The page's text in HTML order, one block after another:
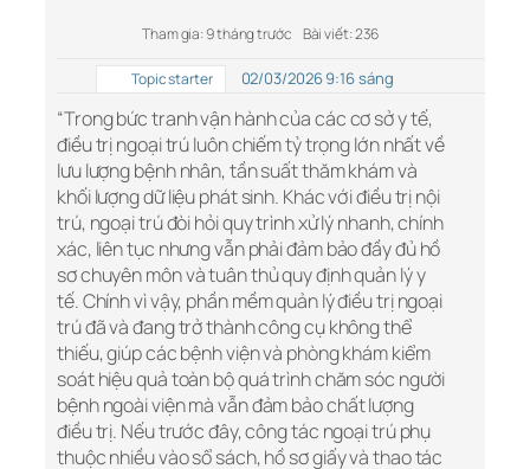
Tham gia: 9 tháng trước Bài viết: 236
Topic starter 02/03/2026 9:16 sáng
“Trong bức tranh vận hành của các cơ sở y tế,
điều trị ngoại trú luôn chiếm tỷ trọng lớn nhất về
lưu lượng bệnh nhân, tần suất thăm khám và
khối lượng dữ liệu phát sinh. Khác với điều trị nội
trú, ngoại trú đòi hỏi quy trình xử lý nhanh, chính
xác, liên tục nhưng vẫn phải đảm bảo đầy đủ hồ
sơ chuyên môn và tuân thủ quy định quản lý y
tế. Chính vì vậy, phần mềm quản lý điều trị ngoại
trú đã và đang trở thành công cụ không thể
thiếu, giúp các bệnh viện và phòng khám kiểm
soát hiệu quả toàn bộ quá trình chăm sóc người
bệnh ngoài viện mà vẫn đảm bảo chất lượng
điều trị. Nếu trước đây, công tác ngoại trú phụ
thuộc nhiều vào sổ sách, hồ sơ giấy và thao tác